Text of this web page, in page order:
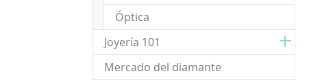
Óptica
Joyería 101
Mercado del diamante